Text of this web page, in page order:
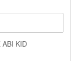
ABI KID